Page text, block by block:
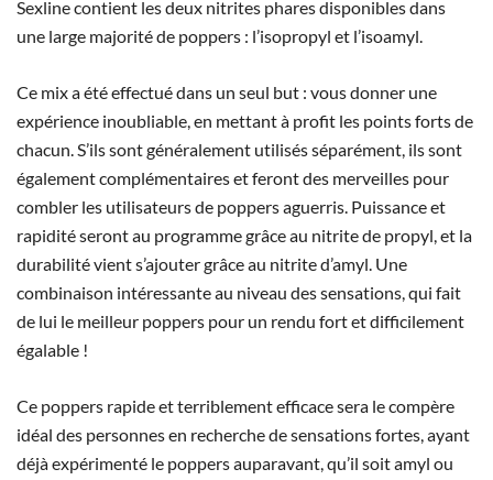
Sexline contient les deux nitrites phares disponibles dans
une large majorité de poppers : l’isopropyl et l’isoamyl.
Ce mix a été effectué dans un seul but : vous donner une
expérience inoubliable, en mettant à profit les points forts de
chacun. S’ils sont généralement utilisés séparément, ils sont
également complémentaires et feront des merveilles pour
combler les utilisateurs de poppers aguerris. Puissance et
rapidité seront au programme grâce au nitrite de propyl, et la
durabilité vient s’ajouter grâce au nitrite d’amyl. Une
combinaison intéressante au niveau des sensations, qui fait
de lui le meilleur poppers pour un rendu fort et difficilement
égalable !
Ce poppers rapide et terriblement efficace sera le compère
idéal des personnes en recherche de sensations fortes, ayant
déjà expérimenté le poppers auparavant, qu’il soit amyl ou